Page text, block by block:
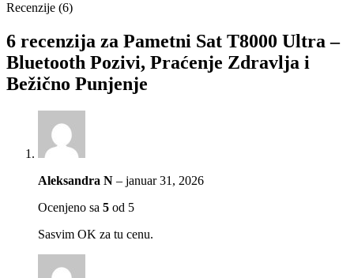
Recenzije (6)
6 recenzija za Pametni Sat T8000 Ultra –
Bluetooth Pozivi, Praćenje Zdravlja i
Bežično Punjenje
Aleksandra N – januar 31, 2026
Ocenjeno sa 5 od 5
Sasvim OK za tu cenu.